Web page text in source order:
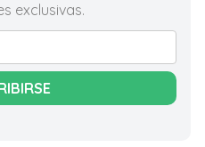
exclusivas.